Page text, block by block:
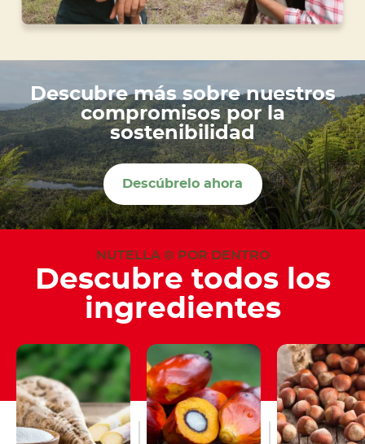
Descubre más sobre nuestros
compromisos por la
sostenibilidad
Descúbrelo ahora
NUTELLA ® POR DENTRO
Descubre todos los
ingredientes